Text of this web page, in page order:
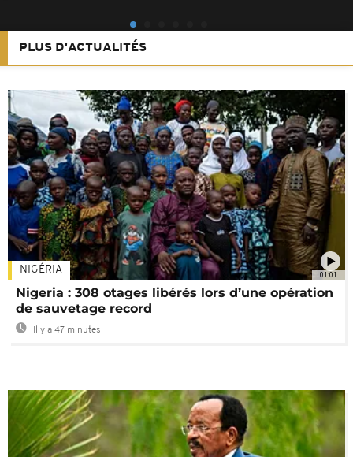
PLUS D'ACTUALITÉS
01:01
NIGÉRIA
Nigeria : 308 otages libérés lors d’une opération
de sauvetage record
Il y a 47 minutes